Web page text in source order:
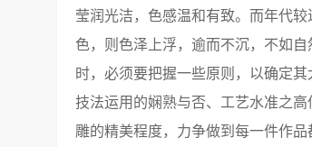
莹润光洁，色感温和有致。而年代
色，则色泽上浮，逾而不沉，不如
时，必须要把握一些原则，以确定
技法运用的娴熟与否、工艺水准之
雕的精美程度，力争做到每一件作